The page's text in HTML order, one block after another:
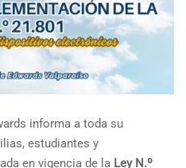
informa a toda su
estudiantes y
en vigencia de la Ley N.º